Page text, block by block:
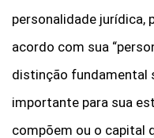
personalidade jurídica,
acordo com sua
distinção fundamental
importante para sua
compõem ou o capital